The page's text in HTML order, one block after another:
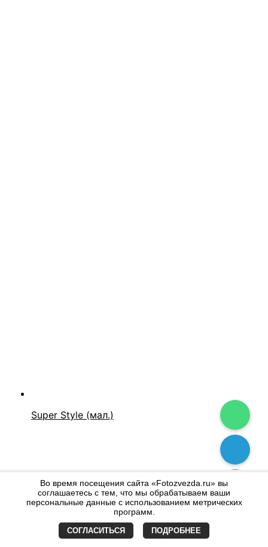
Super Style (мал.)
Во время посещения сайта «Fotozvezda.ru» вы
соглашаетесь с тем, что мы обрабатываем ваши
персональные данные с использованием метрических
программ.
СОГЛАСИТЬСЯ ПОДРОБНЕЕ